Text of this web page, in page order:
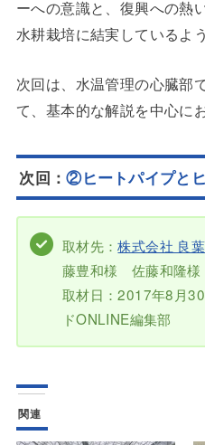
ーへの意識と、復興への熱
水耕栽培に結実しているよ
次回は、水温管理の心臓部
て、基本的な解説を中心に
次回：②ヒートパイプと
取材先：株式会社 良
藤豊和様 佐藤和隆
取材日：2017年8月
ドONLINE編集部
関連